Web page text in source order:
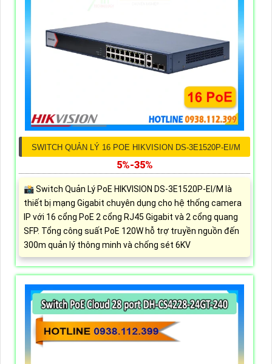
SWITCH QUẢN LÝ 16 POE HIKVISION DS-3E1520P-EI/M
5%-35%
📸 Switch Quản Lý PoE HIKVISION DS-3E1520P-EI/M là
thiết bị mạng Gigabit chuyên dụng cho hệ thống camera
IP với 16 cổng PoE 2 cổng RJ45 Gigabit và 2 cổng quang
SFP. Tổng công suất PoE 120W hỗ trợ truyền nguồn đến
300m quản lý thông minh và chống sét 6KV